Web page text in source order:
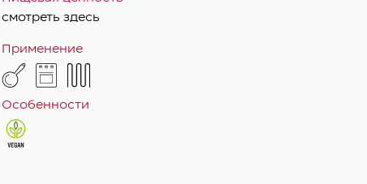
смотреть здесь
Применение
Особенности